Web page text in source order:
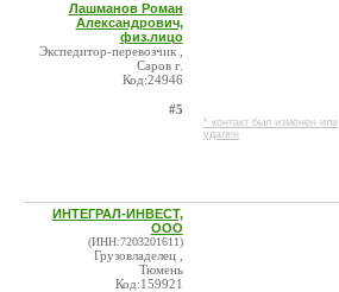
Лашманов Роман
Александрович,
физ.лицо
Экспедитор-перевозчик ,
Саров г.
Код:24946
#5
* контакт был изменен или
удален
ИНТЕГРАЛ-ИНВЕСТ,
ООО
(ИНН:7203201611)
Грузовладелец ,
Тюмень
Код:159921